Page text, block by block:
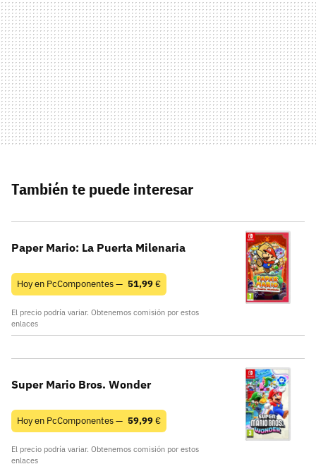
También te puede interesar
Paper Mario: La Puerta Milenaria
Hoy en PcComponentes — 51,99€
El precio podría variar. Obtenemos comisión por estos
enlaces
Super Mario Bros. Wonder
Hoy en PcComponentes — 59,99€
El precio podría variar. Obtenemos comisión por estos
enlaces